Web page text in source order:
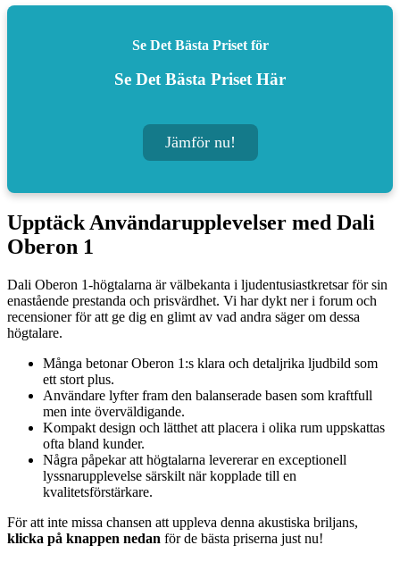
Se Det Bästa Priset för
Se Det Bästa Priset Här
Jämför nu!
Upptäck Användarupplevelser med Dali
Oberon 1
Dali Oberon 1-högtalarna är välbekanta i ljudentusiastkretsar för sin
enastående prestanda och prisvärdhet. Vi har dykt ner i forum och
recensioner för att ge dig en glimt av vad andra säger om dessa
högtalare.
Många betonar Oberon 1:s klara och detaljrika ljudbild som
ett stort plus.
Användare lyfter fram den balanserade basen som kraftfull
men inte överväldigande.
Kompakt design och lätthet att placera i olika rum uppskattas
ofta bland kunder.
Några påpekar att högtalarna levererar en exceptionell
lyssnarupplevelse särskilt när kopplade till en
kvalitetsförstärkare.
För att inte missa chansen att uppleva denna akustiska briljans,
klicka på knappen nedan för de bästa priserna just nu!